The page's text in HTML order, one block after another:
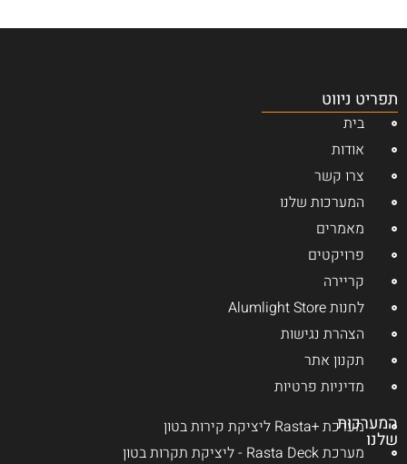
תפריט ניווט
בית
אודות
צרו קשר
המערכות שלנו
מאמרים
פרויקטים
קריירה
לחנות Alumlight Store
הצהרת נגישות
תקנון אתר
מדיניות פרטיות
המערכות
שלנו
מערכת +Rasta ליציקת קירות בטון
מערכת Rasta Deck - ליציקת תקרות בטון